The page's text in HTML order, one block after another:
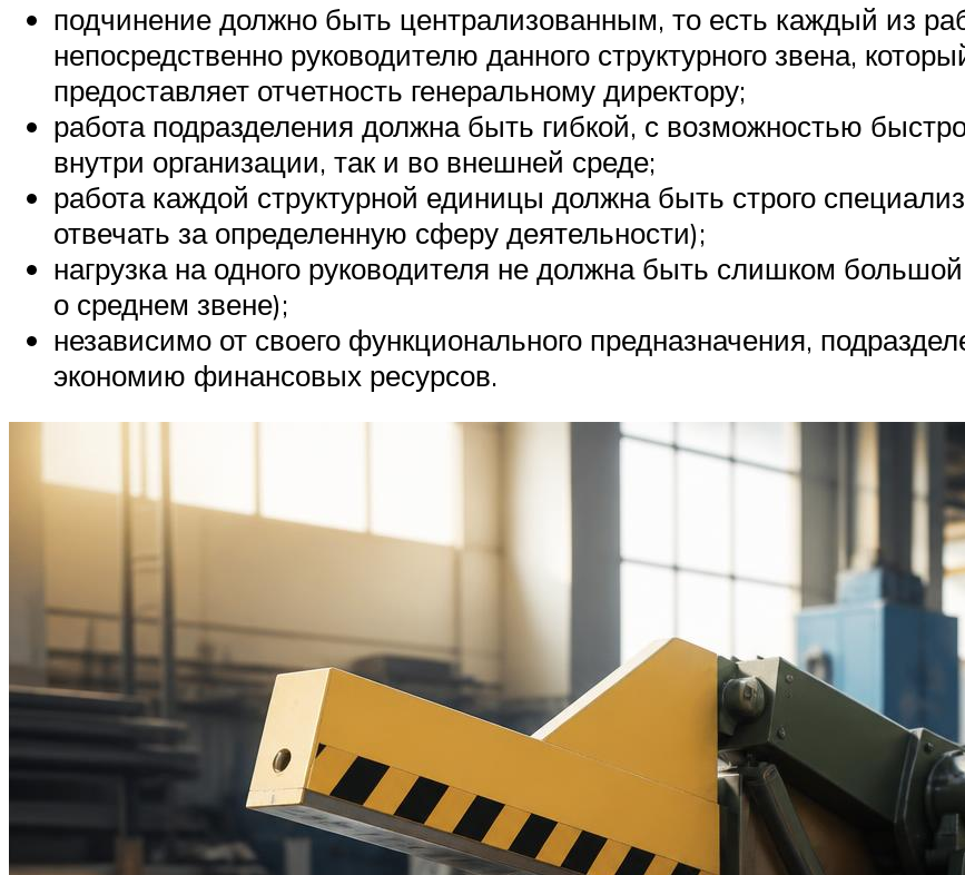
подчинение должно быть централизованным, то есть каждый из
непосредственно руководителю данного структурного звена,
предоставляет отчетность генеральному директору;
работа подразделения должна быть гибкой, с возможностью
внутри организации, так и во внешней среде;
работа каждой структурной единицы должна быть строго
отвечать за определенную сферу деятельности);
нагрузка на одного руководителя не должна быть слишком
о среднем звене);
независимо от своего функционального предназначения,
экономию финансовых ресурсов.